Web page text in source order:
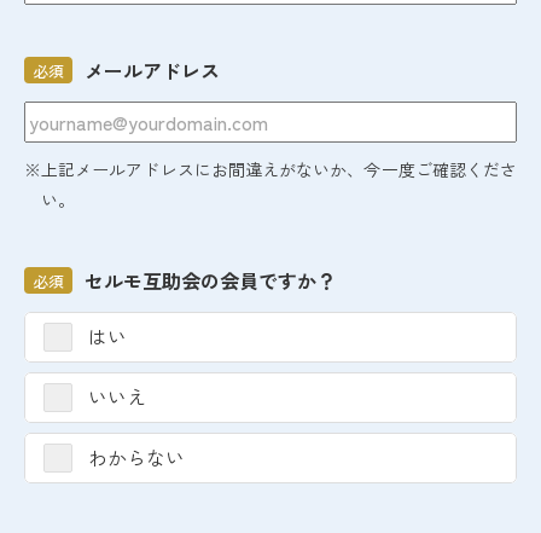
メールアドレス
必須
※上記メールアドレスにお間違えがないか、今一度ご確認くださ
い。
セルモ互助会の会員ですか？
必須
はい
いいえ
わからない